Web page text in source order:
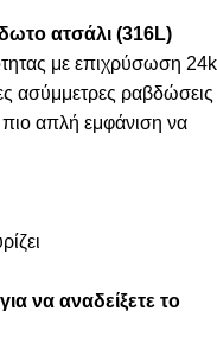
ατσάλι (316L)
με επιχρύσωση 24k
ασύμμετρες ραβδώσεις
πιο απλή εμφάνιση να
για να αναδείξετε το